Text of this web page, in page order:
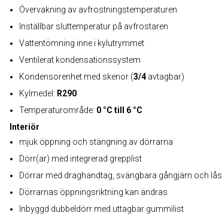
Övervakning av avfrostningstemperaturen
Inställbar sluttemperatur på avfrostaren
Vattentömning inne i kylutrymmet
Ventilerat kondensationssystem
Kondensorenhet med skenor (3/4avtagbar)
Kylmedel: R290
Temperaturområde: 0 °C till 6 °C
Interiör
mjuk öppning och stängning av dörrarna
Dörr(ar) med integrerad grepplist
Dörrar med draghandtag, svängbara gångjärn och lås
Dörrarnas öppningsriktning kan ändras
Inbyggd dubbeldörr med uttagbar gummilist